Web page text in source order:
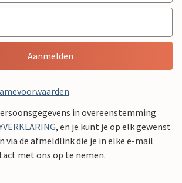
Aanmelden
.
in overeenstemming
, en je kunt je op elk gewenst
via de afmeldlink die je in elke e-mail
met ons op te nemen.